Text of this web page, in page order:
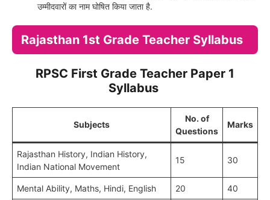
उम्मीदवारों का नाम घोषित किया जाता है.
Rajasthan 1st Grade Teacher Syllabus
RPSC First Grade Teacher Paper 1
Syllabus
Subjects
No. of
Questions
Marks
Rajasthan History, Indian History,
Indian National Movement
15 30
Mental Ability, Maths, Hindi, English 20 40